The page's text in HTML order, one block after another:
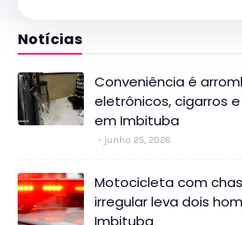
Notícias
Conveniência é
eletrônicos, cigarros
em Imbituba
junho 25, 2026
Motocicleta com
irregular leva dois
Imbituba